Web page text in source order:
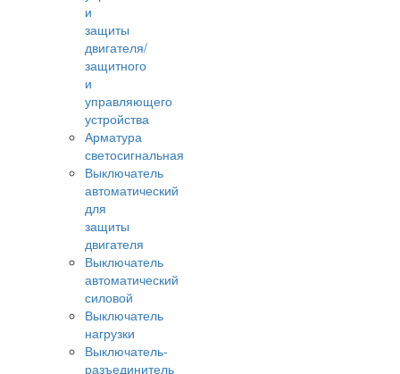
и
защиты
двигателя/
защитного
и
управляющего
устройства
Арматура
светосигнальная
Выключатель
автоматический
для
защиты
двигателя
Выключатель
автоматический
силовой
Выключатель
нагрузки
Выключатель-
разъединитель